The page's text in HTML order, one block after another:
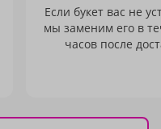
Если букет вас не
мы заменим его в
часов после